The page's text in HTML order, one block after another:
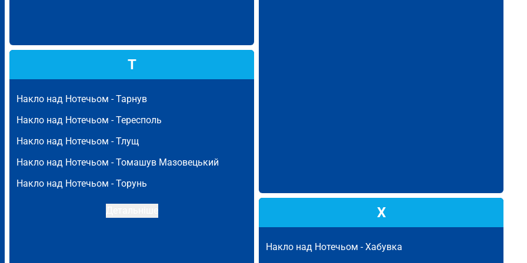
Т
Накло над Нотечьом -Тарнув
Накло над Нотечьом -Тересполь
Накло над Нотечьом -Тлущ
Накло над Нотечьом -Томашув Мазовецький
Накло над Нотечьом -Торунь
Х
Накло над Нотечьом -Хабувка